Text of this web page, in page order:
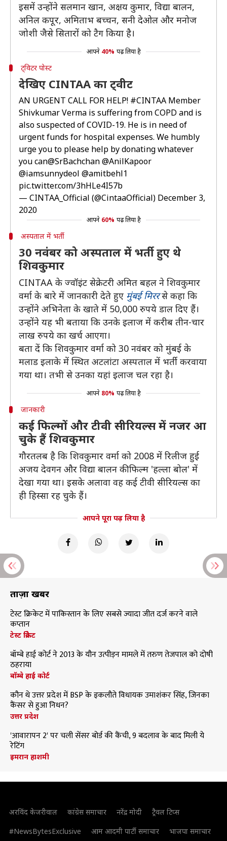
इसमें उन्होंने सलमान खान, अक्षय कुमार, विद्या बालन,
अनिल कपूर, अमिताभ बच्चन, सनी देओल और मनोज
जोशी जैसे सितारों को टैग किया है।
आपने 40% पढ़ लिया है
ट्विटर पोस्ट
देखिए CINTAA का ट्वीट
AN URGENT CALL FOR HELP! #CINTAA Member
Shivkumar Verma is suffering from COPD and is
also suspected of COVID-19. He is in need of
urgent funds for hospital expenses. We humbly
urge you to please help by donating whatever
you can@SrBachchan@AnilKapoor
@iamsunnydeol @amitbehl1
pic.twitter.com/3hHLe4I57b
— CINTAA_Official (@CintaaOfficial) December 3,
2020
आपने 60% पढ़ लिया है
अस्पताल में भर्ती
30 नवंबर को अस्पताल में भर्ती हुए थे
शिवकुमार
CINTAA के ज्वॉइंट सेक्रेटरी अमित बहल ने शिवकुमार
वर्मा के बारे में जानकारी देते हुए मुंबई मिररसे कहा कि
उन्होंने अभिनेता के खाते में 50,000 रुपये डाल दिए हैं।
उन्होंने यह भी बताया कि उनके इलाज में करीब तीन-चार
लाख रुपये का खर्च आएगा।
बता दें कि शिवकुमार वर्मा को 30 नवंबर को मुंबई के
मलाड इलाके में स्थित अटलांटा अस्पताल में भर्ती करवाया
गया था। तभी से उनका यहां इलाज चल रहा है।
आपने 80% पढ़ लिया है
जानकारी
कई फिल्मों और टीवी सीरियल्स में नजर आ
चुके हैं शिवकुमार
गौरतलब है कि शिवकुमार वर्मा को 2008 में रिलीज हुई
अजय देवगन और विद्या बालन की फिल्म 'हल्ला बोल' में
देखा गया था। इसके अलावा वह कई टीवी सीरियल्स का
ही हिस्सा रह चुके हैं।
आपने पूरा पढ़ लिया है
ताज़ा खबरें
टेस्ट क्रिकेट में पाकिस्तान के लिए सबसे ज्यादा जीत दर्ज करने वाले
कप्तान
टेस्ट क्रिकेट
बॉम्बे हाई कोर्ट ने 2013 के यौन उत्पीड़न मामले में तरुण तेजपाल को दोषी
ठहराया
बॉम्बे हाई कोर्ट
कौन थे उत्तर प्रदेश में BSP के इकलौते विधायक उमाशंकर सिंह, जिनका
कैंसर से हुआ निधन?
उत्तर प्रदेश
'आवारापन 2' पर चली सेंसर बोर्ड की कैंची, 9 बदलाव के बाद मिली ये
रेटिंग
इमरान हाशमी
अरविंद केजरीवाल कांग्रेस समाचार नरेंद्र मोदी
ट्रैवल टिप्स
#NewsBytesExclusive
आम आदमी पार्टी समाचार भाजपा समाचार